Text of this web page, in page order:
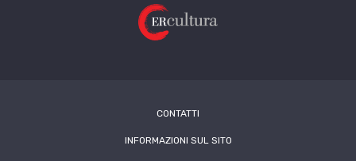
CONTATTI
INFORMAZIONI SUL SITO